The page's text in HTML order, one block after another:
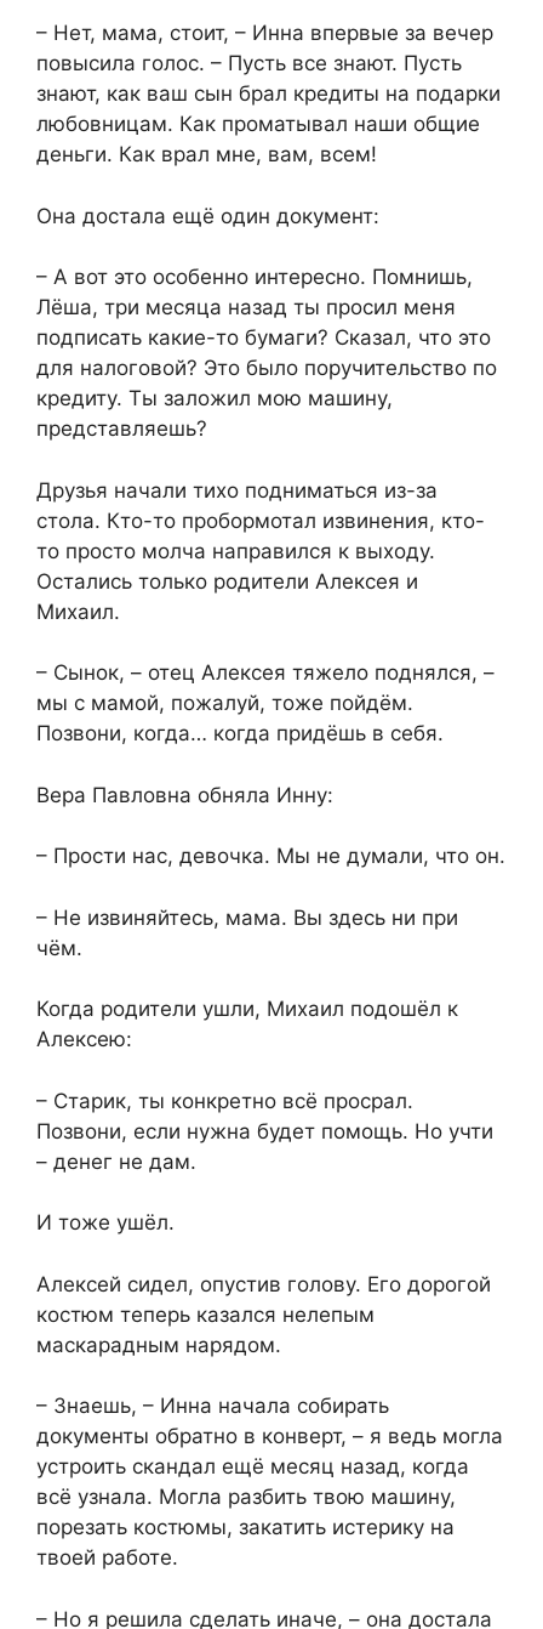
– Нет, мама, стоит, – Инна впервые за вечер
повысила голос. – Пусть все знают. Пусть
знают, как ваш сын брал кредиты на подарки
любовницам. Как проматывал наши общие
деньги. Как врал мне, вам, всем!
Она достала ещё один документ:
– А вот это особенно интересно. Помнишь,
Лёша, три месяца назад ты просил меня
подписать какие-то бумаги? Сказал, что это
для налоговой? Это было поручительство по
кредиту. Ты заложил мою машину,
представляешь?
Друзья начали тихо подниматься из-за
стола. Кто-то пробормотал извинения, кто-
то просто молча направился к выходу.
Остались только родители Алексея и
Михаил.
– Сынок, – отец Алексея тяжело поднялся, –
мы с мамой, пожалуй, тоже пойдём.
Позвони, когда… когда придёшь в себя.
Вера Павловна обняла Инну:
– Прости нас, девочка. Мы не думали, что он.
– Не извиняйтесь, мама. Вы здесь ни при
чём.
Когда родители ушли, Михаил подошёл к
Алексею:
– Старик, ты конкретно всё просрал.
Позвони, если нужна будет помощь. Но учти
– денег не дам.
И тоже ушёл.
Алексей сидел, опустив голову. Его дорогой
костюм теперь казался нелепым
маскарадным нарядом.
– Знаешь, – Инна начала собирать
документы обратно в конверт, – я ведь могла
устроить скандал ещё месяц назад, когда
всё узнала. Могла разбить твою машину,
порезать костюмы, закатить истерику на
твоей работе.
– Но я решила сделать иначе, – она достала